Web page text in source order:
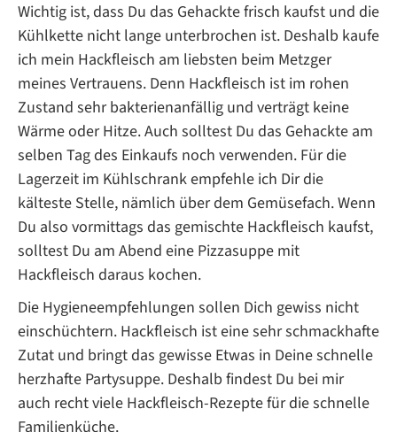
Wichtig ist, dass Du das Gehackte frisch kaufst und die
Kühlkette nicht lange unterbrochen ist. Deshalb kaufe
ich mein Hackfleisch am liebsten beim Metzger
meines Vertrauens. Denn Hackfleisch ist im rohen
Zustand sehr bakterienanfällig und verträgt keine
Wärme oder Hitze. Auch solltest Du das Gehackte am
selben Tag des Einkaufs noch verwenden. Für die
Lagerzeit im Kühlschrank empfehle ich Dir die
kälteste Stelle, nämlich über dem Gemüsefach. Wenn
Du also vormittags das gemischte Hackfleisch kaufst,
solltest Du am Abend eine Pizzasuppe mit
Hackfleisch daraus kochen.
Die Hygieneempfehlungen sollen Dich gewiss nicht
einschüchtern. Hackfleisch ist eine sehr schmackhafte
Zutat und bringt das gewisse Etwas in Deine schnelle
herzhafte Partysuppe. Deshalb findest Du bei mir
auch recht viele Hackfleisch-Rezepte für die schnelle
Familienküche.